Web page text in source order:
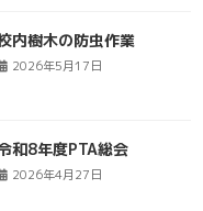
内樹木の防虫作業
2026年5月17日
和8年度PTA総会
2026年4月27日